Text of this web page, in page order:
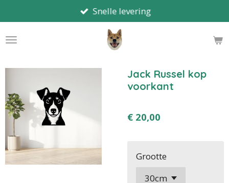
direct
naar
Snelle levering
Jack Russel kop
voorkant
€ 20,00
Grootte